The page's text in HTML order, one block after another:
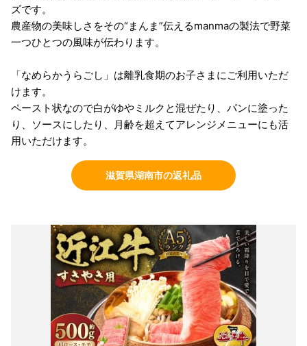
ズです。
農産物の美味しさをその“まんま”伝えるmanmaの製法で野菜
一つひとつの風味が伝わります。
「なめらかうらごし」は離乳食期のお子さまにご利用いただ
けます。
ペースト状なので白がゆやミルクと混ぜたり、パンに塗った
り、ソースにしたり、月齢を超えてアレンジメニューにも活
用いただけます。
滋賀県湖南市の返礼品